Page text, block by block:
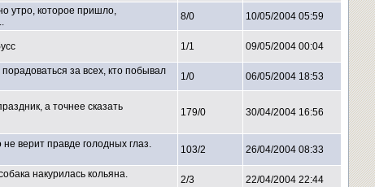
утро, которое пришло,
8/0 10/05/2004 05:59
1/1 09/05/2004 00:04
порадоваться за всех, кто побывал
1/0 06/05/2004 18:53
а точнее сказать
179/0 30/04/2004 16:56
верит правде голодных глаз.
103/2 26/04/2004 08:33
накурилась кольяна.
2/3 22/04/2004 22:44